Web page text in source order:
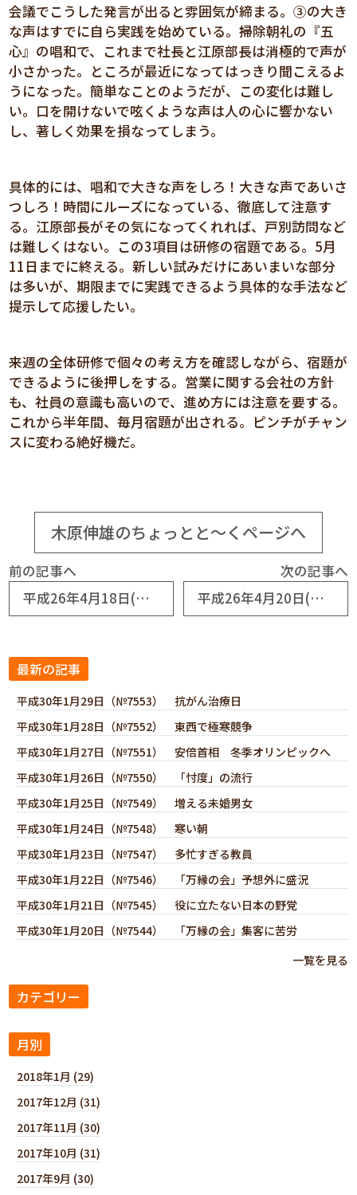
会議でこうした発言が出ると雰囲気が締まる。③の大き
な声はすでに自ら実践を始めている。掃除朝礼の『五
心』の唱和で、これまで社長と江原部長は消極的で声が
小さかった。ところが最近になってはっきり聞こえるよ
うになった。簡単なことのようだが、この変化は難し
い。口を開けないで呟くような声は人の心に響かない
し、著しく効果を損なってしまう。
具体的には、唱和で大きな声をしろ！大きな声であいさ
つしろ！時間にルーズになっている、徹底して注意す
る。江原部長がその気になってくれれば、戸別訪問など
は難しくはない。この3項目は研修の宿題である。5月
11日までに終える。新しい試みだけにあいまいな部分
は多いが、期限までに実践できるよう具体的な手法など
提示して応援したい。
来週の全体研修で個々の考え方を確認しながら、宿題が
できるように後押しをする。営業に関する会社の方針
も、社員の意識も高いので、進め方には注意を要する。
これから半年間、毎月宿題が出される。ピンチがチャン
スに変わる絶好機だ。
木原伸雄のちょっとと～くページへ
前の記事へ
平成26年4月18日(No6329) 第8回「生涯学習・歴史探訪ツアー」
次の記事へ
平成26年4月20日(No6331) 住宅リフォームが倍増説
最新の記事
平成30年1月29日（№7553） 抗がん治療日
平成30年1月28日（№7552） 東西で極寒競争
平成30年1月27日（№7551） 安倍首相 冬季オリンピックへ
平成30年1月26日（№7550） 「忖度」の流行
平成30年1月25日（№7549） 増える未婚男女
平成30年1月24日（№7548） 寒い朝
平成30年1月23日（№7547） 多忙すぎる教員
平成30年1月22日（№7546） 「万縁の会」予想外に盛況
平成30年1月21日（№7545） 役に立たない日本の野党
平成30年1月20日（№7544） 「万縁の会」集客に苦労
一覧を見る
カテゴリー
月別
2018年1月 (29)
2017年12月 (31)
2017年11月 (30)
2017年10月 (31)
2017年9月 (30)